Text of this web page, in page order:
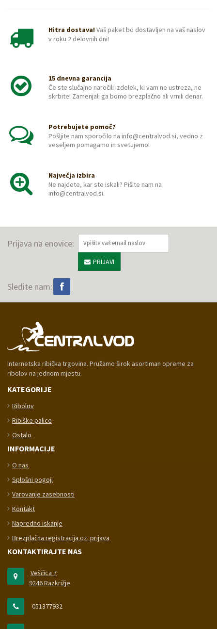
Hitra dostava!Vaš paket bo dostavljen na vaš naslov
v roku 2 delovnih dni!
15 dnevna garancija
Če ste slučajno naročili izdelek, ki vam ne ustreza, ne
skrbite! Zamenjali ga bomo brezplačno ali vrnili denar.
Potrebujete pomoč?
Pošljite nam sporočilo na info@centralvod.si, vedno z
veseljem pomagamo in svetujemo!
Največja izbira
Ne najdete, kar ste iskali? Pišite nam na
info@centralvod.si.
Prijava na enovice:
PRIJAVI
Sledite nam:
Internetska ribička trgovina. Pružamo širok asortiman opreme za
ribolov na jednom mjestu.
KATEGORIJE
Ribolov
Ribiške palice
Ostalo
INFORMACIJE
O nas
Splošni pogoji
Varovanje zasebnosti
Kontakt
Napredno iskanje
Brezplačna registracija oz. prijava
KONTAKTIRAJTE NAS
Veščica 7
9246 Razkrižje
051377932